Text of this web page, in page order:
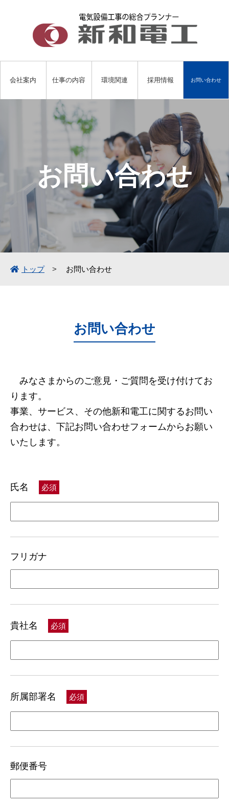
会社案内 仕事の内容 環境関連 採用情報 お問い合わせ
お問い合わせ
トップ お問い合わせ
お問い合わせ
みなさまからのご意見・ご質問を受け付けてお
ります。
事業、サービス、その他新和電工に関するお問い
合わせは、下記お問い合わせフォームからお願い
いたします。
氏名 必須
フリガナ
貴社名 必須
所属部署名 必須
郵便番号